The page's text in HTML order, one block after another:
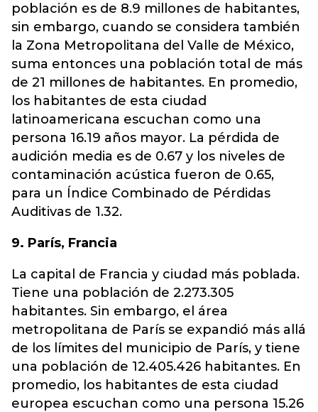
población es de 8.9 millones de habitantes,
sin embargo, cuando se considera también
la Zona Metropolitana del Valle de México,
suma entonces una población total de más
de 21 millones de habitantes. En promedio,
los habitantes de esta ciudad
latinoamericana escuchan como una
persona 16.19 años mayor. La pérdida de
audición media es de 0.67 y los niveles de
contaminación acústica fueron de 0.65,
para un Índice Combinado de Pérdidas
Auditivas de 1.32.
9. París, Francia
La capital de Francia y ciudad más poblada.
Tiene una población de 2.273.305
habitantes. Sin embargo, el área
metropolitana de París se expandió más allá
de los límites del municipio de París, y tiene
una población de 12.405.426 habitantes. En
promedio, los habitantes de esta ciudad
europea escuchan como una persona 15.26